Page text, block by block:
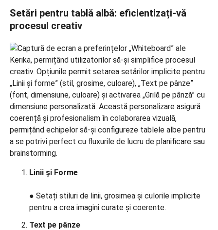
Setări pentru tablă albă: eficientizați-vă
procesul creativ
Linii și Forme
● Setați stiluri de linii, grosimea și culorile implicite
pentru a crea imagini curate și coerente.
Text pe pânze